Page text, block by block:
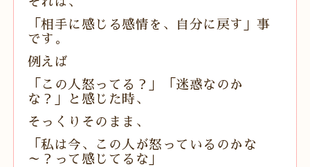
「相手に感じる感情を、自分に戻す」事
です。
例えば
「この人怒ってる？」「迷惑なのか
な？」と感じた時、
そっくりそのまま、
「私は今、この人が怒っているのかな
～？って感じてるな」